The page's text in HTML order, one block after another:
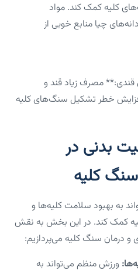
کلیه کمک کند. مواد
چیا منابع خوبی از
مصرف زیاد قند و
خطر تشکیل سنگ‌های کلیه
بدنی در
کلیه
به بهبود سلامت کلیه‌ها و
کمک کند. در این بخش به نقش
درمان سنگ کلیه می‌پردازیم:
ورزش منظم می‌تواند به